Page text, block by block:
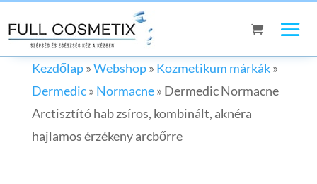
Kezdőlap»Webshop» Kozmetikum márkák»
Dermedic» Normacne» Dermedic Normacne
Arctisztító hab zsíros, kombinált, aknéra
hajlamos érzékeny arcbőrre